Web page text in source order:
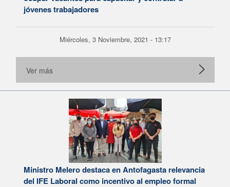
jóvenes trabajadores
Miércoles, 3 Noviembre, 2021 - 13:17
Ver más
Ministro Melero destaca en Antofagasta relevancia
del IFE Laboral como incentivo al empleo formal